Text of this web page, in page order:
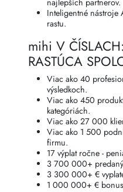
najlepších partnerov.
Inteligentné
rastu.
mihi V
RASTÚCA
Viac ako 40
výsledkoch.
Viac ako 450
kategóriách.
Viac ako 27 000
Viac ako 1 500
firmu.
17 výplat ročne -
3 700 000+
3 300 000+ €
1 000 000+ €